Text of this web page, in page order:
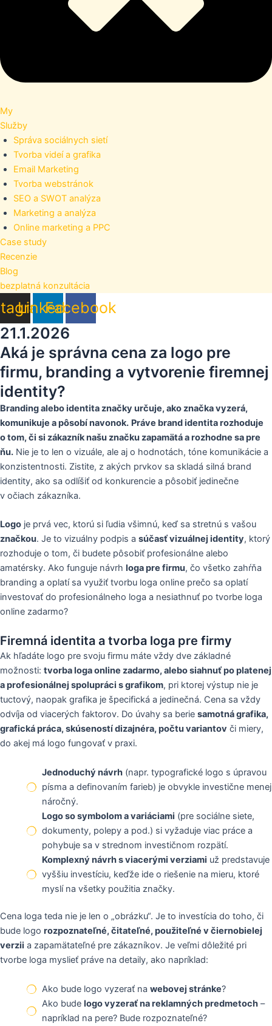
My
Služby
Správa sociálnych sietí
Tvorba videí a grafika
Email Marketing
Tvorba webstránok
SEO a SWOT analýza
Marketing a analýza
Online marketing a PPC
Case study
Recenzie
Blog
bezplatná konzultácia
Linkedin
Facebook
21.1.2026
Aká je správna cena za logo pre
firmu, branding a vytvorenie firemnej
identity?
Branding alebo identita značky určuje, ako značka vyzerá,
komunikuje a pôsobí navonok. Práve brand identita rozhoduje
o tom, či si zákazník našu značku zapamätá a rozhodne sa pre
ňu. Nie je to len o vizuále, ale aj o hodnotách, tóne komunikácie a
konzistentnosti. Zistite, z akých prvkov sa skladá silná brand
identity, ako sa odlíšiť od konkurencie a pôsobiť jedinečne
v očiach zákazníka.
Logo je prvá vec, ktorú si ľudia všimnú, keď sa stretnú s vašou
značkou. Je to vizuálny podpis a súčasť vizuálnej identity, ktorý
rozhoduje o tom, či budete pôsobiť profesionálne alebo
amatérsky. Ako funguje návrh loga pre firmu, čo všetko zahŕňa
branding a oplatí sa využiť tvorbu loga online prečo sa oplatí
investovať do profesionálneho loga a nesiathnuť po tvorbe loga
online zadarmo?
Firemná identita a tvorba loga pre firmy
Ak hľadáte logo pre svoju firmu máte vždy dve základné
možnosti: tvorba loga online zadarmo, alebo siahnuť po platenej
a profesionálnej spolupráci s grafikom, pri ktorej výstup nie je
tuctový, naopak grafika je špecifická a jedinečná. Cena sa vždy
odvíja od viacerých faktorov. Do úvahy sa berie samotná grafika,
grafická práca, skúseností dizajnéra, počtu variantov či miery,
do akej má logo fungovať v praxi.
Jednoduchý návrh(napr. typografické logo s úpravou
písma a definovaním farieb) je obvykle investične menej
náročný.
Logo so symbolom a variáciami (pre sociálne siete,
dokumenty, polepy a pod.) si vyžaduje viac práce a
pohybuje sa v strednom investičnom rozpätí.
Komplexný návrh s viacerými verziami už predstavuje
vyššiu investíciu, keďže ide o riešenie na mieru, ktoré
myslí na všetky použitia značky.
Cena loga teda nie je len o „obrázku“. Je to investícia do toho, či
bude logo rozpoznateľné, čitateľné, použiteľné v čiernobielej
verzii a zapamätateľné pre zákazníkov. Je veľmi dôležité pri
tvorbe loga myslieť práve na detaily, ako napríklad:
Ako bude logo vyzerať na webovej stránke?
Ako bude logo vyzerať na reklamných predmetoch–
napríklad na pere? Bude rozpoznateľné?